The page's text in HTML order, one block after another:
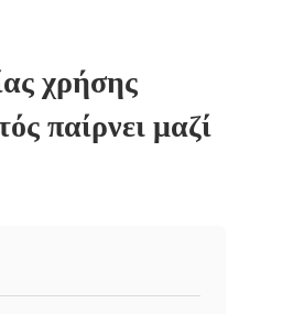
χρήσης
παίρνει μαζί